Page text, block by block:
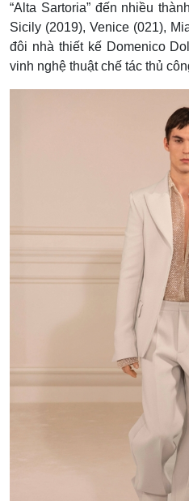
“Alta Sartoria” đến nhiều
Sicily (2019), Venice (021),
đôi nhà thiết kế Domenico
vinh nghệ thuật chế tác thủ